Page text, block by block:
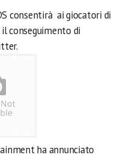
consentirà ai giocatori di
conseguimento di
ha annunciato